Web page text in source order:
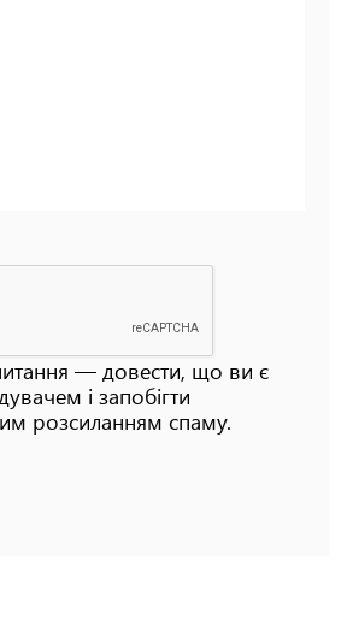
— довести, що ви є
і запобігти
розсиланням спаму.